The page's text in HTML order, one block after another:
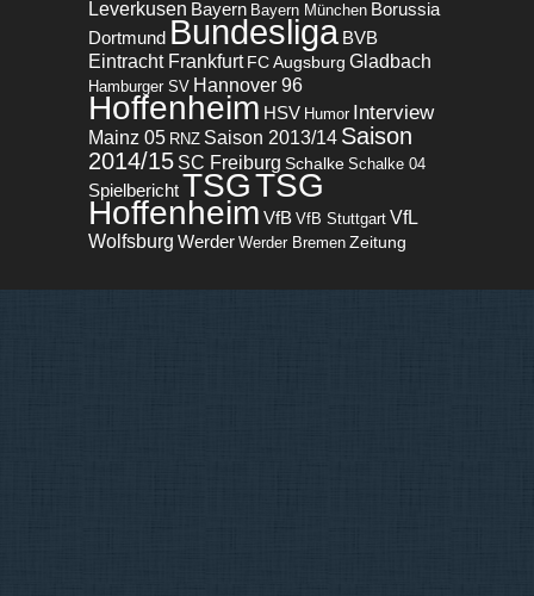
Leverkusen Bayern Bayern München Borussia
Dortmund Bundesliga BVB
Eintracht Frankfurt FC Augsburg Gladbach
Hamburger SV Hannover 96
Hoffenheim HSV Humor Interview
Mainz 05 RNZ Saison 2013/14 Saison
2014/15 SC Freiburg Schalke Schalke 04
SpielberichtTSGTSG
Hoffenheim VfB VfB Stuttgart VfL
Wolfsburg Werder Werder Bremen Zeitung